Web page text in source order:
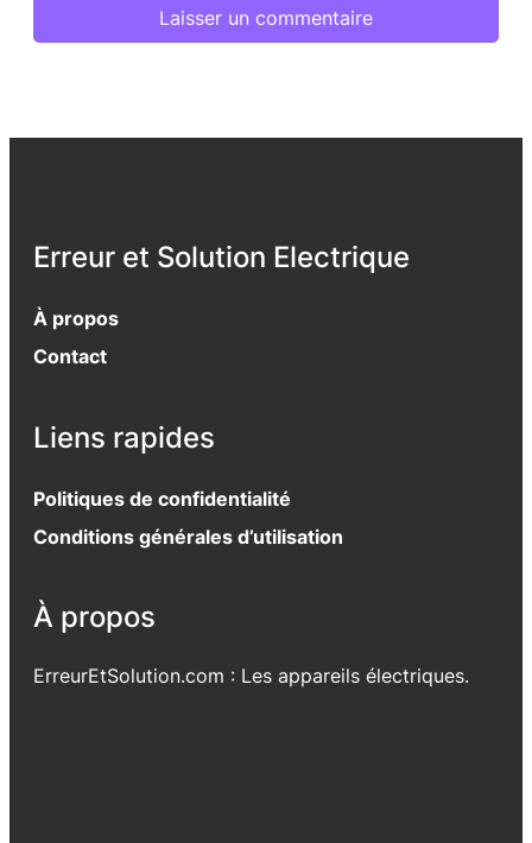
Erreur et Solution Electrique
À propos
Contact
Liens rapides
Politiques de confidentialité
Conditions générales d’utilisation
À propos
ErreurEtSolution.com : Les appareils électriques.